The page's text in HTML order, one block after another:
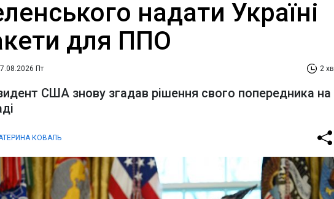
надати Україні
для ППО
Пт 2 хв
США знову згадав рішення свого попередника на
КОВАЛЬ